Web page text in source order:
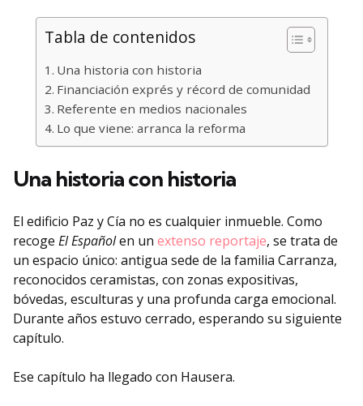
Tabla de contenidos
Una historia con historia
Financiación exprés y récord de comunidad
Referente en medios nacionales
Lo que viene: arranca la reforma
Una historia con historia
El edificio Paz y Cía no es cualquier inmueble. Como
recoge El Españolen un extenso reportaje, se trata de
un espacio único: antigua sede de la familia Carranza,
reconocidos ceramistas, con zonas expositivas,
bóvedas, esculturas y una profunda carga emocional.
Durante años estuvo cerrado, esperando su siguiente
capítulo.
Ese capítulo ha llegado con Hausera.